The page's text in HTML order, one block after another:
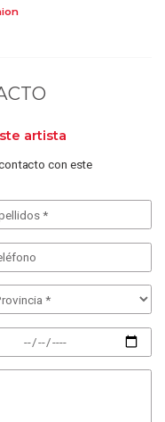
artista
con este